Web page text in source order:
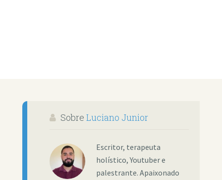
Sobre Luciano Junior
Escritor, terapeuta
holístico, Youtuber e
palestrante. Apaixonado